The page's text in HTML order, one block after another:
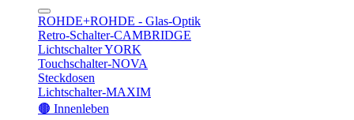
ROHDE+ROHDE - Glas-Optik
Retro-Schalter-CAMBRIDGE
Lichtschalter YORK
Touchschalter-NOVA
Steckdosen
Lichtschalter-MAXIM
🟤 Innenleben